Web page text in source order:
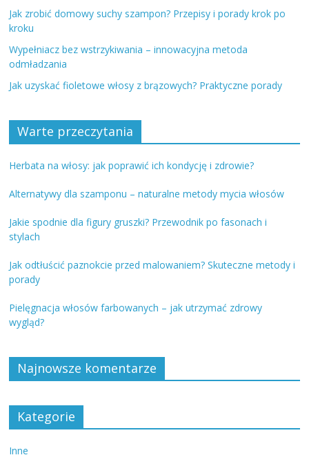
Jak zrobić domowy suchy szampon? Przepisy i porady krok po
kroku
Wypełniacz bez wstrzykiwania – innowacyjna metoda
odmładzania
Jak uzyskać fioletowe włosy z brązowych? Praktyczne porady
Warte przeczytania
Herbata na włosy: jak poprawić ich kondycję i zdrowie?
Alternatywy dla szamponu – naturalne metody mycia włosów
Jakie spodnie dla figury gruszki? Przewodnik po fasonach i
stylach
Jak odtłuścić paznokcie przed malowaniem? Skuteczne metody i
porady
Pielęgnacja włosów farbowanych – jak utrzymać zdrowy
wygląd?
Najnowsze komentarze
Kategorie
Inne